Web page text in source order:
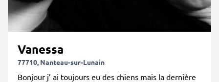
Vanessa
77710, Nanteau-sur-Lunain
Bonjour j’ ai toujours eu des chiens mais la dernière